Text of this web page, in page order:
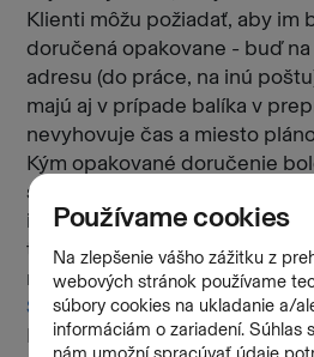
Klienti môžu požiadať, aby im
doručená opakovane - buď
adresu (do práce, na inú
majú aj v prípade balíka v
nevyhovuje čas a miesto
Kým opakované doručenie
spoplatnené sumou 2 € a
inú adresu cenou 3,50 €, od
tieto služby pre klientov
ne môžu požiadať telefonicky
Sledovanie zásielokalebo
Ide o jedno z opatrení, ktoré